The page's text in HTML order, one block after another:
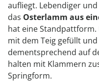
aufliegt. Lebendiger
das Osterlamm aus
hat eine
mit dem Teig gefüllt
dementsprechend auf
halten mit Klammern
Springform.